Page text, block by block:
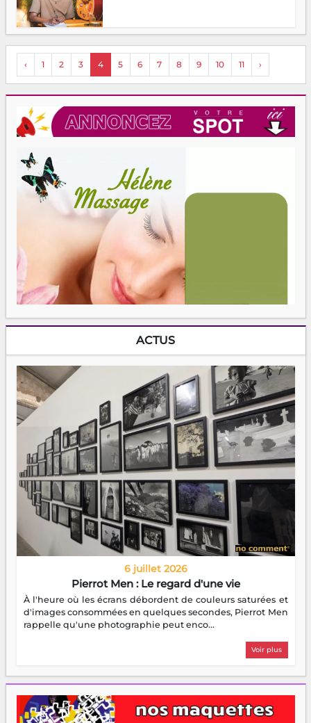
‹ 1 2 3 4 5 6 7 8 9 10 11 ›
ACTUS
6 juillet 2026
Pierrot Men : Le regard d'une vie
À l'heure où les écrans débordent de couleurs saturées et
d'images consommées en quelques secondes, Pierrot Men
rappelle qu'une photographie peut enco...
Voir plus